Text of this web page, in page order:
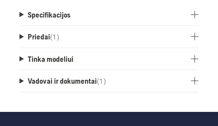
Specifikacijos
Priedai(1 )
Tinka modeliui
Vadovai ir dokumentai(1 )